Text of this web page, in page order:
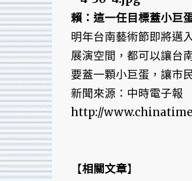
賴：這一任目標蓋小巨
明年台南藝術節即將邁
展演空間，都可以讓台
要蓋一顆小巨蛋，讓市
新聞來源：中時電子報
http://
【相關文章】